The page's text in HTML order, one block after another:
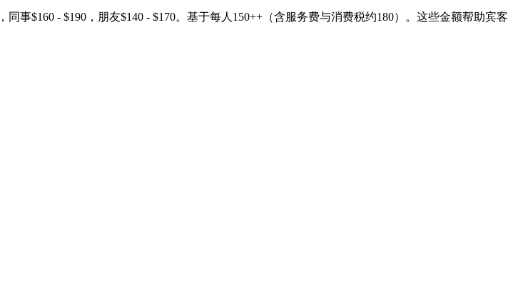
同事$160 - $190，朋友$140 - $170。基于每人150++（含服务费与消费税约180）。这些金额帮助宾客